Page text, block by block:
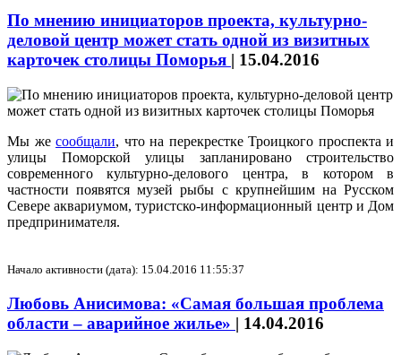
По мнению инициаторов проекта, культурно-
деловой центр может стать одной из визитных
карточек столицы Поморья | 15.04.2016
Мы же сообщали, что на перекрестке Троицкого проспекта и
улицы Поморской улицы запланировано строительство
современного культурно-делового центра, в котором в
частности появятся музей рыбы с крупнейшим на Русском
Севере аквариумом, туристско-информационный центр и Дом
предпринимателя.
Начало активности (дата): 15.04.2016 11:55:37
Любовь Анисимова: «Самая большая проблема
области – аварийное жилье» | 14.04.2016